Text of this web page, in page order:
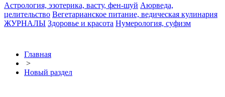
Астрология, эзотерика, васту, фен-шуй Аюрведа,
целительство Вегетарианское питание, ведическая кулинария
ЖУРНАЛЫ Здоровье и красота Нумерология, суфизм
Главная
>
Новый раздел